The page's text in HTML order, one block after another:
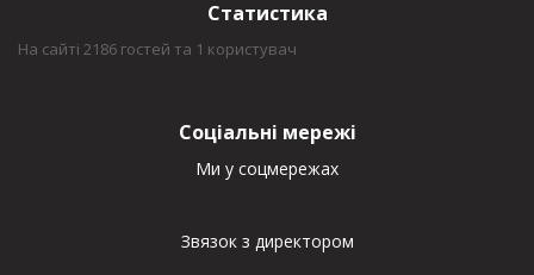
Статистика
На сайті 2186 гостей та 1 користувач
Соціальні мережі
Ми у соцмережах
Звязок з директором